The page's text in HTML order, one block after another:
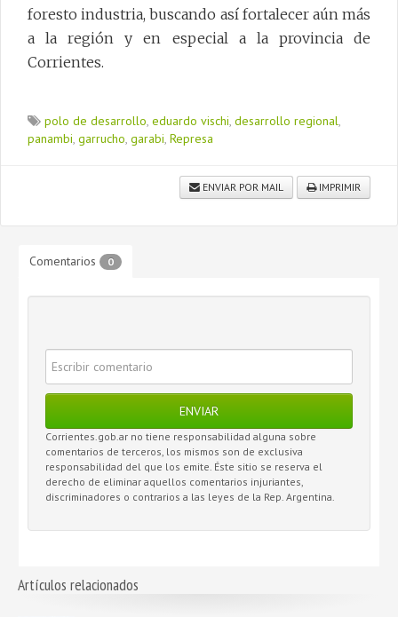
foresto industria, buscando así fortalecer aún más
a la región y en especial a la provincia de
Corrientes.
polo de desarrollo, eduardo vischi, desarrollo regional,
panambi, garrucho, garabi, Represa
ENVIAR POR MAIL IMPRIMIR
Comentarios 0
ENVIAR
Corrientes.gob.ar no tiene responsabilidad alguna sobre
comentarios de terceros, los mismos son de exclusiva
responsabilidad del que los emite. Éste sitio se reserva el
derecho de eliminar aquellos comentarios injuriantes,
discriminadores o contrarios a las leyes de la Rep. Argentina.
Artículos relacionados